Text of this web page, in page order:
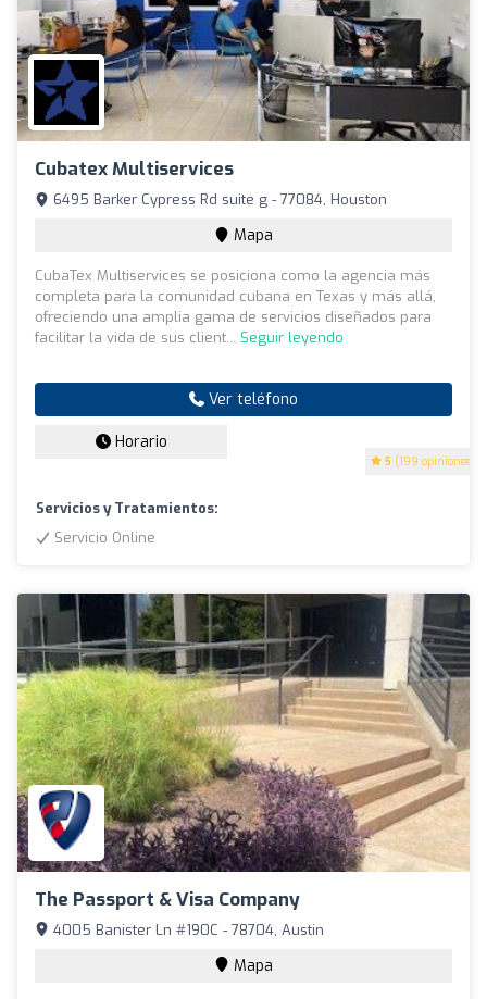
Cubatex Multiservices
5 (199 opiniones)
6495 Barker Cypress Rd suite g - 77084, Houston
Mapa
CubaTex Multiservices se posiciona como la agencia más
completa para la comunidad cubana en Texas y más allá,
ofreciendo una amplia gama de servicios diseñados para
facilitar la vida de sus client... Seguir leyendo
Ver teléfono
Horario
Servicios y Tratamientos:
Servicio Online
The Passport & Visa Company
4005 Banister Ln #190C - 78704, Austin
Mapa